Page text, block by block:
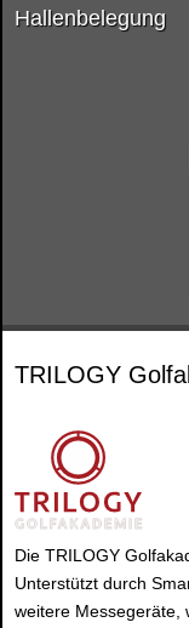
Hallenbelegung
TRILOGY
Die TRILOGY
Unterstützt durch
weitere Messegeräte,